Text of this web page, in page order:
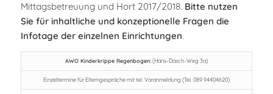
Mittagsbetreuung und Hort 2017/2018. Bitte nutzen
Sie für inhaltliche und konzeptionelle Fragen die
Infotage der einzelnen Einrichtungen.
AWO Kinderkrippe Regenbogen:(Hans-Dasch-Weg 3a)
Einzeltermine für Elterngespräche mit tel. Voranmeldung (Tel. 089 94404620)